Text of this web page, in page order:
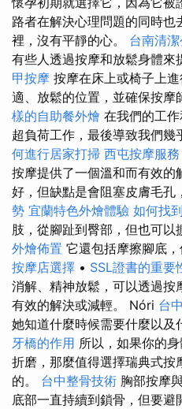
路者在解決心理問題的同時也
裡，沒有平靜的心。 台南清
有些人透過按摩和放鬆身體來
甲按摩 按摩在床上或椅子上
適、放鬆的位置，並確保按摩
樣的自助餐外燴 在我們的工
超負荷工作，最後導致我們幾
何進行居家打掃 西屯按摩服務
按摩提供了一個溫和而有效的
好，但缺點是會阻塞皮膚毛孔
勢 宜蘭特色外燴體驗 如何找
肢，從腳趾到臀部，但也可以
外燴佈置 它還包括摩擦腳底，
按摩店選擇 • SSL證書的重要
消解、精神放鬆，可以透過按
有效的解決或減輕。 Nóri 台
她知道什麼時候需要什麼以及
牙橋的作用 所以，如果你的
折磨，那麼值得選擇瑞典式按
的。 台中整骨技術 胸部按摩
底部一直持續到鎖骨，但要避